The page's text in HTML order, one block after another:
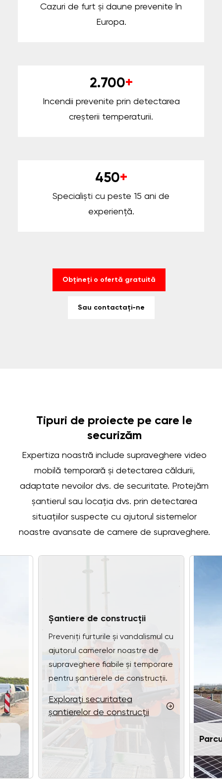
Cazuri de furt și daune prevenite în
Europa.
2.700+
Incendii prevenite prin detectarea
creșterii temperaturii.
450+
Specialiști cu peste 15 ani de
experiență.
Obțineți o ofertă gratuită
Sau contactați-ne
Tipuri de proiecte pe care le
securizăm
Expertiza noastră include supraveghere video
mobilă temporară și detectarea căldurii,
adaptate nevoilor dvs. de securitate. Protejăm
șantierul sau locația dvs. prin detectarea
situațiilor suspecte cu ajutorul sistemelor
noastre avansate de camere de supraveghere.
Șantiere de construcții
Preveniți furturile și vandalismul cu
ajutorul camerelor noastre de
supraveghere fiabile și temporare
pentru șantierele de construcții.
Explorați securitatea
șantierelor de construcții